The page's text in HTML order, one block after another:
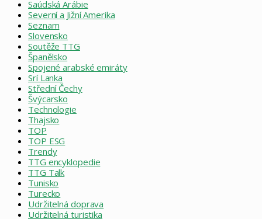
Saúdská Arábie
Severní a Jižní Amerika
Seznam
Slovensko
Soutěže TTG
Španělsko
Spojené arabské emiráty
Srí Lanka
Střední Čechy
Švýcarsko
Technologie
Thajsko
TOP
TOP ESG
Trendy
TTG encyklopedie
TTG Talk
Tunisko
Turecko
Udržitelná doprava
Udržitelná turistika